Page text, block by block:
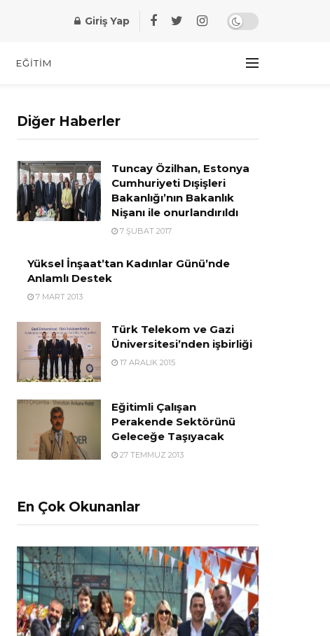
Giriş Yap
EĞITIM
Diğer Haberler
Tuncay Özilhan, Estonya
Cumhuriyeti Dışişleri
Bakanlığı’nın Bakanlık
Nişanı ile onurlandırıldı
7 ŞUBAT 2017
Yüksel İnşaat’tan Kadınlar Günü’nde
Anlamlı Destek
7 MART 2013
Türk Telekom ve Gazi
Üniversitesi’nden işbirliği
17 ARALIK 2015
Eğitimli Çalışan
Perakende Sektörünü
Geleceğe Taşıyacak
27 TEMMUZ 2013
En Çok Okunanlar